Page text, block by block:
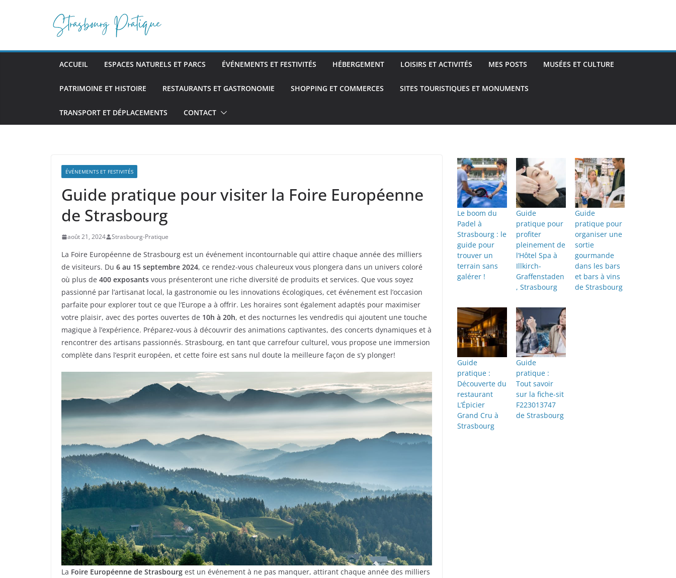
ACCUEIL ESPACES NATURELS ET PARCS ÉVÉNEMENTS ET FESTIVITÉS HÉBERGEMENT LOISIRS ET ACTIVITÉS MES POSTS MUSÉES ET CULTURE
PATRIMOINE ET HISTOIRE RESTAURANTS ET GASTRONOMIE SHOPPING ET COMMERCES SITES TOURISTIQUES ET MONUMENTS
TRANSPORT ET DÉPLACEMENTS CONTACT
ÉVÉNEMENTS ET FESTIVITÉS
Guide pratique pour visiter la Foire Européenne
de Strasbourg
août 21, 2024 Strasbourg-Pratique
La Foire Européenne de Strasbourg est un événement incontournable qui attire chaque année des milliers
de visiteurs. Du 6 au 15 septembre 2024, ce rendez-vous chaleureux vous plongera dans un univers coloré
où plus de 400 exposants vous présenteront une riche diversité de produits et services. Que vous soyez
passionné par l’artisanat local, la gastronomie ou les innovations écologiques, cet événement est l’occasion
parfaite pour explorer tout ce que l’Europe a à offrir. Les horaires sont également adaptés pour maximiser
votre plaisir, avec des portes ouvertes de 10h à 20h, et des nocturnes les vendredis qui ajoutent une touche
magique à l’expérience. Préparez-vous à découvrir des animations captivantes, des concerts dynamiques et à
rencontrer des artisans passionnés. Strasbourg, en tant que carrefour culturel, vous propose une immersion
complète dans l’esprit européen, et cette foire est sans nul doute la meilleure façon de s’y plonger!
La Foire Européenne de Strasbourg est un événement à ne pas manquer, attirant chaque année des milliers
Le boom du
Padel à
Strasbourg : le
guide pour
trouver un
terrain sans
galérer !
Guide
pratique pour
profiter
pleinement de
l’Hôtel Spa à
Illkirch-
Graffenstaden
, Strasbourg
Guide
pratique pour
organiser une
sortie
gourmande
dans les bars
et bars à vins
de Strasbourg
Guide
pratique :
Découverte du
restaurant
L’Épicier
Grand Cru à
Strasbourg
Guide
pratique :
Tout savoir
sur la fiche-sit
F223013747
de Strasbourg